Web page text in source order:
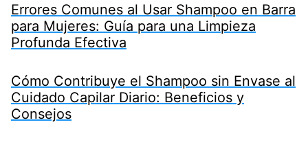
Errores Comunes al Usar Shampoo en Barra
para Mujeres: Guía para una Limpieza
Profunda Efectiva
Cómo Contribuye el Shampoo sin Envase al
Cuidado Capilar Diario: Beneficios y
Consejos